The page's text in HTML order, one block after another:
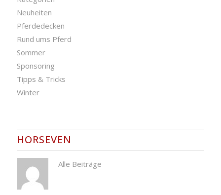
Neuheiten
Pferdedecken
Rund ums Pferd
Sommer
Sponsoring
Tipps & Tricks
Winter
HORSEVEN
Alle Beiträge